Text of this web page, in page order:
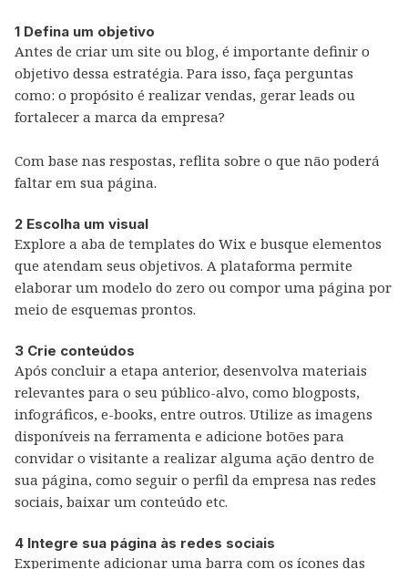
1 Defina um objetivo
Antes de criar um site ou blog, é importante definir o
objetivo dessa estratégia. Para isso, faça perguntas
como: o propósito é realizar vendas, gerar leads ou
fortalecer a marca da empresa?
Com base nas respostas, reflita sobre o que não poderá
faltar em sua página.
2 Escolha um visual
Explore a aba de templates do Wix e busque elementos
que atendam seus objetivos. A plataforma permite
elaborar um modelo do zero ou compor uma página por
meio de esquemas prontos.
3 Crie conteúdos
Após concluir a etapa anterior, desenvolva materiais
relevantes para o seu público-alvo, como blogposts,
infográficos, e-books, entre outros. Utilize as imagens
disponíveis na ferramenta e adicione botões para
convidar o visitante a realizar alguma ação dentro de
sua página, como seguir o perfil da empresa nas redes
sociais, baixar um conteúdo etc.
4 Integre sua página às redes sociais
Experimente adicionar uma barra com os ícones das